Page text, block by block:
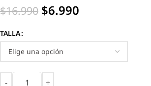
$16.990 $6.990
TALLA